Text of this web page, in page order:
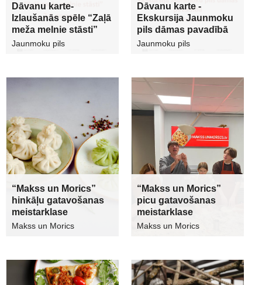
Dāvanu karte-
Izlaušanās spēle “Zaļā
meža melnie stāsti”
Jaunmoku pils
Dāvanu karte -
Ekskursija Jaunmoku
pils dāmas pavadībā
Jaunmoku pils
“Makss un Morics”
hinkāļu gatavošanas
meistarklase
Makss un Morics
“Makss un Morics”
picu gatavošanas
meistarklase
Makss un Morics